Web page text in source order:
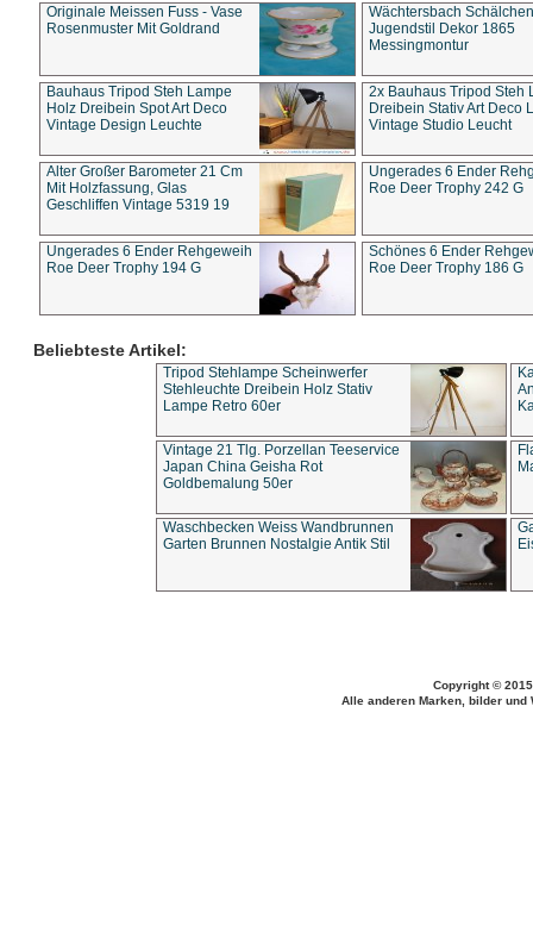
Originale Meissen Fuss - Vase
Rosenmuster Mit Goldrand
Wächtersbach Schälchen
Jugendstil Dekor 1865
Messingmontur
Bauhaus Tripod Steh Lampe
Holz Dreibein Spot Art Deco
Vintage Design Leuchte
2x Bauhaus Tripod Steh
Dreibein Stativ Art Deco
Vintage Studio Leucht
Alter Großer Barometer 21 Cm
Mit Holzfassung, Glas
Geschliffen Vintage 5319 19
Ungerades 6 Ender
Roe Deer Trophy 242 G
Ungerades 6 Ender Rehgeweih
Roe Deer Trophy 194 G
Schönes 6 Ender
Roe Deer Trophy 186 G
Beliebteste Artikel:
Tripod Stehlampe Scheinwerfer
Stehleuchte Dreibein Holz Stativ
Lampe Retro 60er
Vintage 21 Tlg. Porzellan Teeservice
Japan China Geisha Rot
Goldbemalung 50er
Waschbecken Weiss Wandbrunnen
Garten Brunnen Nostalgie Antik Stil
Copyright ©
Alle anderen Marken, bilder und